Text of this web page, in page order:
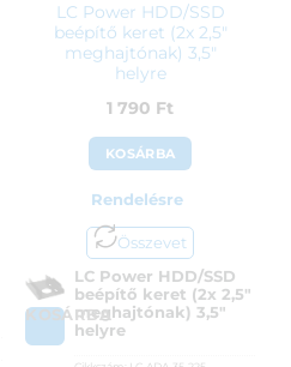
LC Power HDD/SSD
beépítő keret (2x 2,5″
meghajtónak) 3,5″
helyre
1 790 Ft
KOSÁRBA
Rendelésre
Összevet
KOSÁRBA
LC Power HDD/SSD
beépítő keret (2x 2,5″
meghajtónak) 3,5″
helyre